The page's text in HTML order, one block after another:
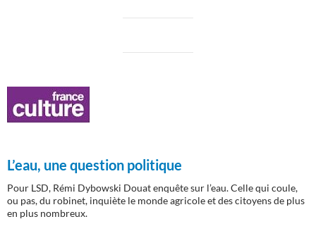
L’eau, une question politique
Pour LSD, Rémi Dybowski Douat enquête sur l’eau. Celle qui coule,
ou pas, du robinet, inquiète le monde agricole et des citoyens de plus
en plus nombreux.